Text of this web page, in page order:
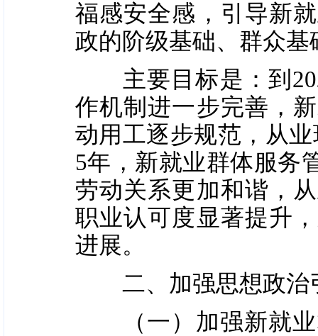
福感安全感，引导新
政的阶级基础、群众基
主要目标是：到
作机制进一步完善，
动用工逐步规范，从
5年，新就业群体服务
劳动关系更加和谐，
职业认可度显著提升
进展。
二、加强思想政治
（一）加强新就业